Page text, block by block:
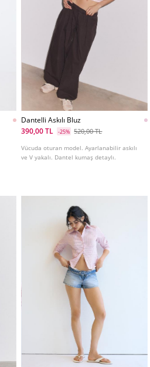
Dantelli Askılı Bluz
390,00 TL
-25% 520,00 TL
Vücuda oturan model. Ayarlanabilir askılı
ve V yakalı. Dantel kumaş detaylı.